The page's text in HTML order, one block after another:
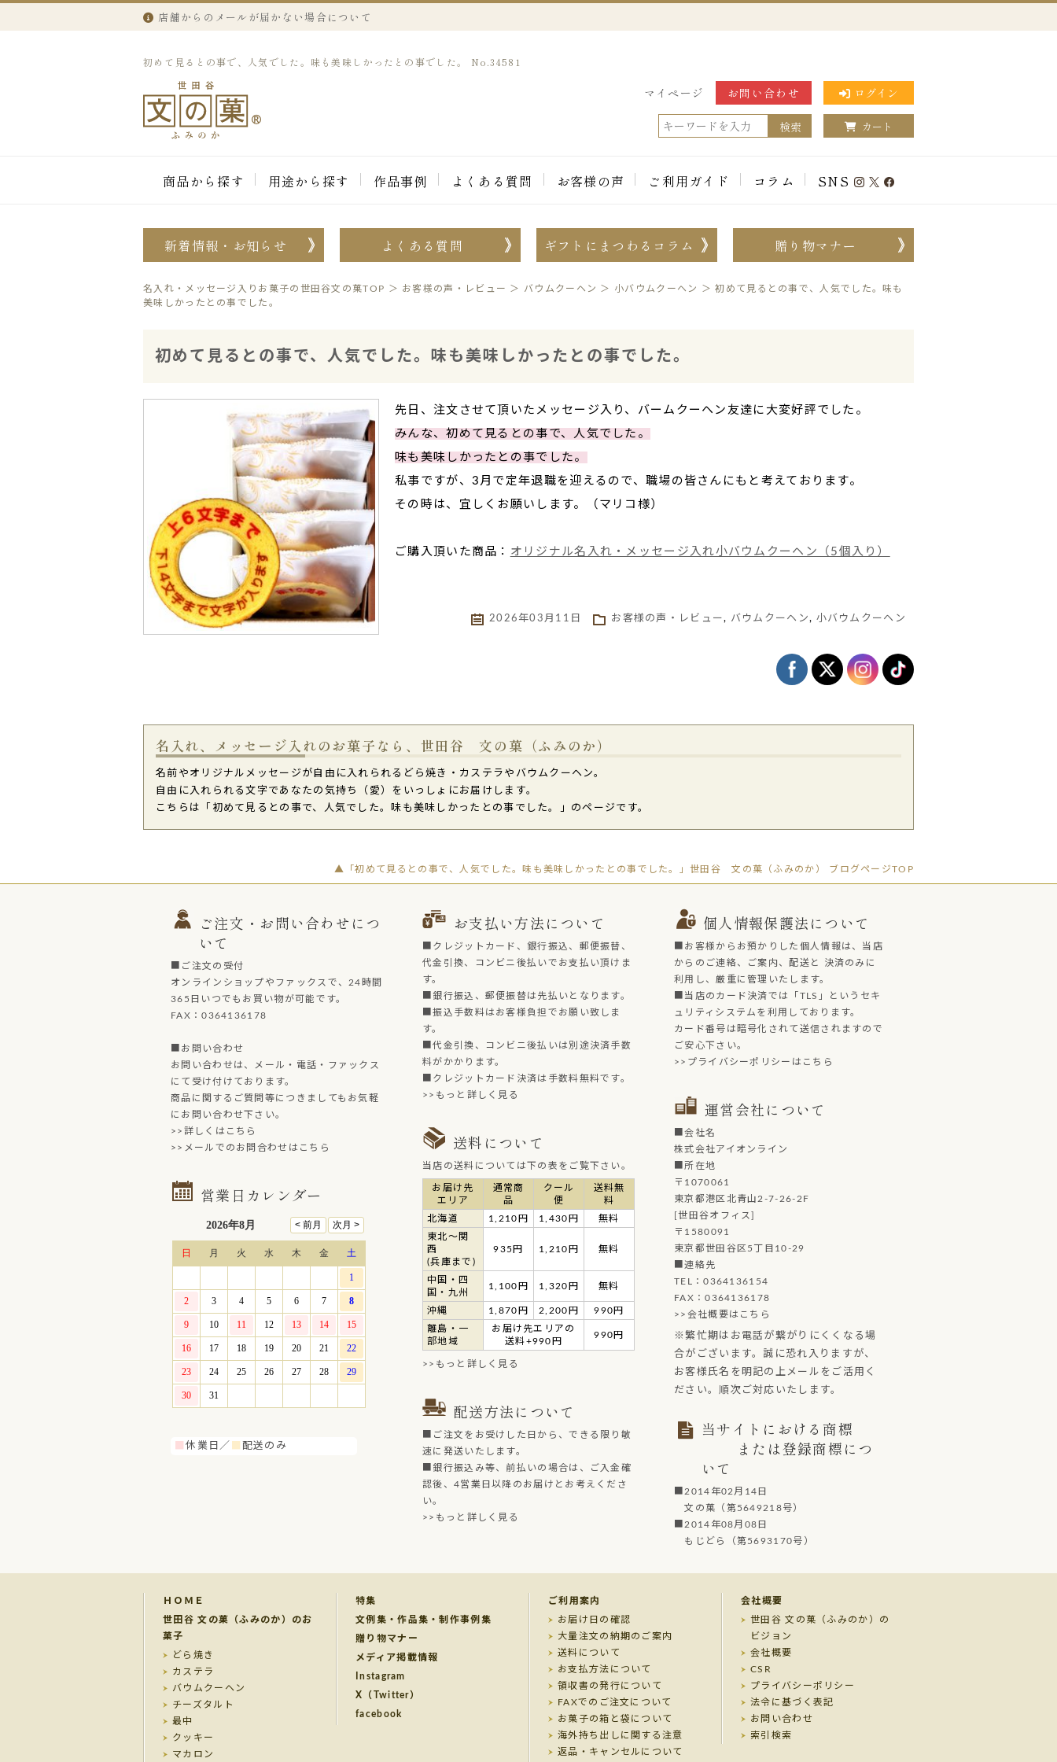
店舗からのメールが届かない場合について
初めて見るとの事で、人気でした。味も美味しかったとの事でした。 No.34581
マイページ お問い合わせ ログイン
検索 カート
商品から探す 用途から探す 作品事例 よくある質問 お客様の声 ご利用ガイド コラム SNS
新着情報・お知らせ よくある質問 ギフトにまつわるコラム 贈り物マナー
名入れ・メッセージ入りお菓子の世田谷文の菓TOP ＞ お客様の声・レビュー ＞ バウムクーヘン ＞ 小バウムクーヘン ＞初めて見るとの事で、人気でした。味も
美味しかったとの事でした。
初めて見るとの事で、人気でした。味も美味しかったとの事でした。
先日、注文させて頂いたメッセージ入り、バームクーヘン友達に大変好評でした。
みんな、初めて見るとの事で、人気でした。
味も美味しかったとの事でした。
私事ですが、3月で定年退職を迎えるので、職場の皆さんにもと考えております。
その時は、宜しくお願いします。（マリコ様）
ご購入頂いた商品： オリジナル名入れ・メッセージ入れ小バウムクーヘン（5個入り）
2026年03月11日 お客様の声・レビュー, バウムクーヘン, 小バウムクーヘン
名入れ、メッセージ入れのお菓子なら、世田谷 文の菓（ふみのか）
名前やオリジナルメッセージが自由に入れられるどら焼き・カステラやバウムクーヘン。
自由に入れられる文字であなたの気持ち（愛）をいっしょにお届けします。
こちらは「初めて見るとの事で、人気でした。味も美味しかったとの事でした。」のページです。
▲「初めて見るとの事で、人気でした。味も美味しかったとの事でした。」世田谷 文の菓（ふみのか） ブログページTOP
ご注文・お問い合わせにつ
いて
■ご注文の受付
オンラインショップやファックスで、24時間
365日いつでもお買い物が可能です。
FAX：0364136178
■お問い合わせ
お問い合わせは、メール・電話・ファックス
にて受け付けております。
商品に関するご質問等につきましてもお気軽
にお問い合わせ下さい。
>>詳しくはこちら
>>メールでのお問合わせはこちら
営業日カレンダー
■休業日／ 配送のみ
お支払い方法について
■クレジットカード、銀行振込、郵便振替、
代金引換、コンビニ後払いでお支払い頂けま
す。
■銀行振込、郵便振替は先払いとなります。
■振込手数料はお客様負担でお願い致しま
す。
■代金引換、コンビニ後払いは別途決済手数
料がかかります。
■クレジットカード決済は手数料無料です。
>>もっと詳しく見る
送料について
当店の送料については下の表をご覧下さい。
お届け先
エリア
通常商
品
クール
便
送料無
料
北海道
1,210円 1,430円
無料
東北～関
西
(兵庫まで)
935円 1,210円 無料
中国・四
国・九州
1,100円 1,320円 無料
沖縄 1,870円 2,200円
990円
離島・一
部地域
お届け先エリアの
送料+990円
990円
>>もっと詳しく見る
配送方法について
■ご注文をお受けした日から、できる限り敏
速に発送いたします。
■銀行振込み等、前払いの場合は、ご入金確
認後、4営業日以降のお届けとお考えくださ
い。
>>もっと詳しく見る
個人情報保護法について
■お客様からお預かりした個人情報は、当店
からのご連絡、ご案内、配送と 決済のみに
利用し、厳重に管理いたします。
■当店のカード決済では「TLS」というセキ
ュリティシステムを利用しております。
カード番号は暗号化されて送信されますので
ご安心下さい。
>>プライバシーポリシーはこちら
運営会社について
■会社名
株式会社アイオンライン
■所在地
〒1070061
東京都港区北青山2-7-26-2F
[世田谷オフィス]
〒1580091
東京都世田谷区5丁目10-29
■連絡先
TEL：0364136154
FAX：0364136178
>>会社概要はこちら
※繁忙期はお電話が繋がりにくくなる場
合がございます。誠に恐れ入りますが、
お客様氏名を明記の上メールをご活用く
ださい。順次ご対応いたします。
当サイトにおける商標
または登録商標につ
いて
■2014年02月14日
文の菓（第5649218号）
■2014年08月08日
もじどら（第5693170号）
ＨＯＭＥ
世田谷 文の菓（ふみのか）のお
菓子
どら焼き
カステラ
バウムクーヘン
チーズタルト
最中
クッキー
マカロン
特集
文例集・作品集・制作事例集
贈り物マナー
メディア掲載情報
Instagram
X（Twitter）
facebook
ご利用案内
お届け日の確認
大量注文の納期のご案内
送料について
お支払方法について
領収書の発行について
FAXでのご注文について
お菓子の箱と袋について
海外持ち出しに関する注意
返品・キャンセルについて
会社概要
世田谷 文の菓（ふみのか）の
ビジョン
会社概要
CSR
プライバシーポリシー
法令に基づく表記
お問い合わせ
索引検索